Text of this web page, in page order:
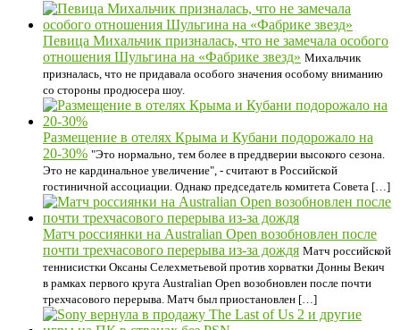
Певица Михальчик призналась, что не замечала особого
отношения Шульгина на «Фабрике звезд» Михальчик
призналась, что не придавала особого значения особому вниманию
со стороны продюсера шоу.
Размещение в отелях Крыма и Кубани подорожало на
20-30% "Это нормально, тем более в преддверии высокого сезона.
Это не кардинальное увеличение", - считают в Российской
гостиничной ассоциации. Однако председатель комитета Совета […]
Матч россиянки на Australian Open возобновлен после
почти трехчасового перерыва из-за дождя Матч российской
теннисистки Оксаны Селехметьевой против хорватки Донны Векич
в рамках первого круга Australian Open возобновлен после почти
трехчасового перерыва. Матч был приостановлен […]